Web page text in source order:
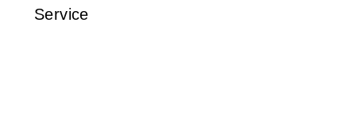
Service